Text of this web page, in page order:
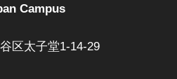
Campus
区太子堂1-14-29